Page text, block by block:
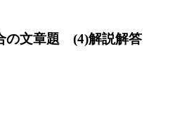
の文章題 (4)解説解答